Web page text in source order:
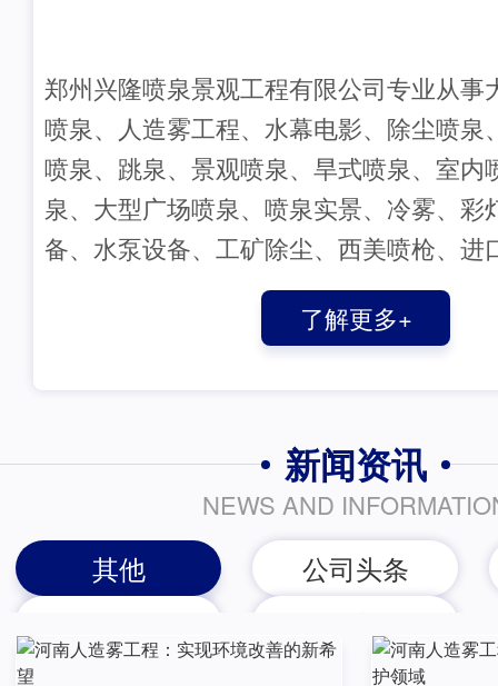
郑州兴隆喷泉景观工程有限公司专业从事
喷泉、人造雾工程、水幕电影、除尘喷泉
喷泉、跳泉、景观喷泉、旱式喷泉、室内
泉、大型广场喷泉、喷泉实景、冷雾、彩
备、水泵设备、工矿除尘、西美喷枪、进
的设计施工与安装,承接各种喷灌工程及
了解更多+
新闻资讯
NEWS AND
其他
公司头条